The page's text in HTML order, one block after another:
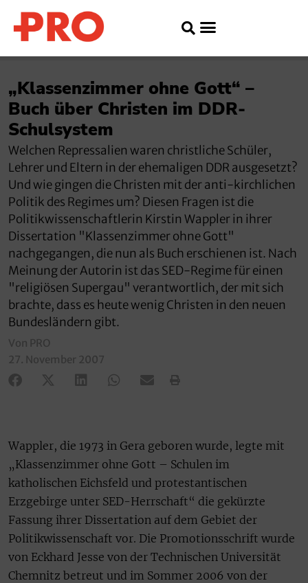
„Klassenzimmer ohne Gott“ –
Buch über Christen im DDR-
Schulsystem
Welchen Repressalien waren christliche Schüler,
Lehrer und Eltern in der ehemaligen DDR ausgesetzt?
Und wie gingen die Christen mit der anti-kirchlichen
Politik des Regimes um? Diesen Fragen ist die
Politikwissenschaftlerin Kirstin Wappler in ihrer
Dissertation "Klassenzimmer ohne Gott"
nachgegangen, die nun als Buch erschienen ist. Nach
Meinung der Autorin ist das SED-Regime für einen
"religiösen Supergau" verantwortlich, der mit sich
brachte, dass es heute wenig Christen in den neuen
Bundesländern gibt.
Von PRO
27. November 2007
Wappler, die 1973 in Gera geboren wurde, legte mit
„Klassenzimmer ohne Gott – Schulen im
katholischen Eichsfeld und protestantischen
Erzgebirge unter SED-Herrschaft“ die gekürzte
Fassung ihrer Dissertation auf dem Gebiet der
Politikwissenschaft vor. Die Promotionsschrift wurde
von Eckhard Jesse von der Technischen Universität
Chemnitz betreut und im Sommer 2006 von der